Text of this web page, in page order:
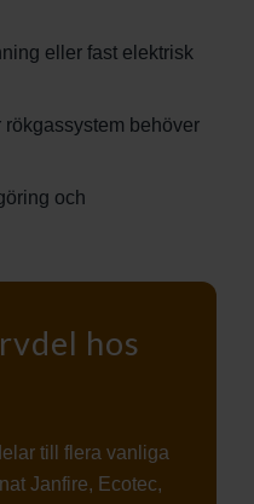
eller fast elektrisk
behöver
och
hos
till flera vanliga
Janfire, Ecotec,